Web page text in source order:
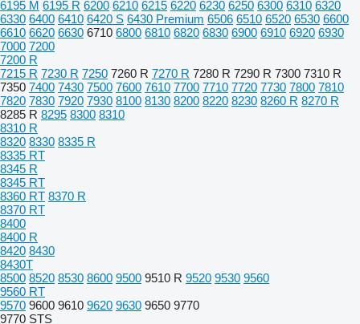
6195 M 6195 R 6200 6210 6215 6220 6230 6250 6300 6310 6320
6330 6400 6410 6420 S 6430 Premium 6506 6510 6520 6530 6600
6610 6620 6630 6710 6800 6810 6820 6830 6900 6910 6920 6930
7000 7200
7200 R
7215 R 7230 R 7250 7260 R 7270 R 7280 R 7290 R 7300 7310 R
7350 7400 7430 7500 7600 7610 7700 7710 7720 7730 7800 7810
7820 7830 7920 7930 8100 8130 8200 8220 8230 8260 R 8270 R
8285 R 8295 8300 8310
8310 R
8320 8330 8335 R
8335 RT
8345 R
8345 RT
8360 RT 8370 R
8370 RT
8400
8400 R
8420 8430
8430T
8500 8520 8530 8600 9500 9510 R 9520 9530 9560
9560 RT
9570 9600 9610 9620 9630 9650 9770
9770 STS